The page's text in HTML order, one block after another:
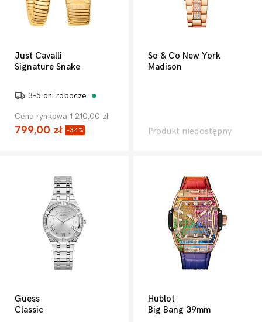
Just Cavalli
Signature Snake
3-5 dni robocze
Cena rynkowa 1 210,00 zł
799,00 zł -34%
So & Co New York
Madison
Produkt niedostępny
Guess
Classic
Hublot
Big Bang 39mm